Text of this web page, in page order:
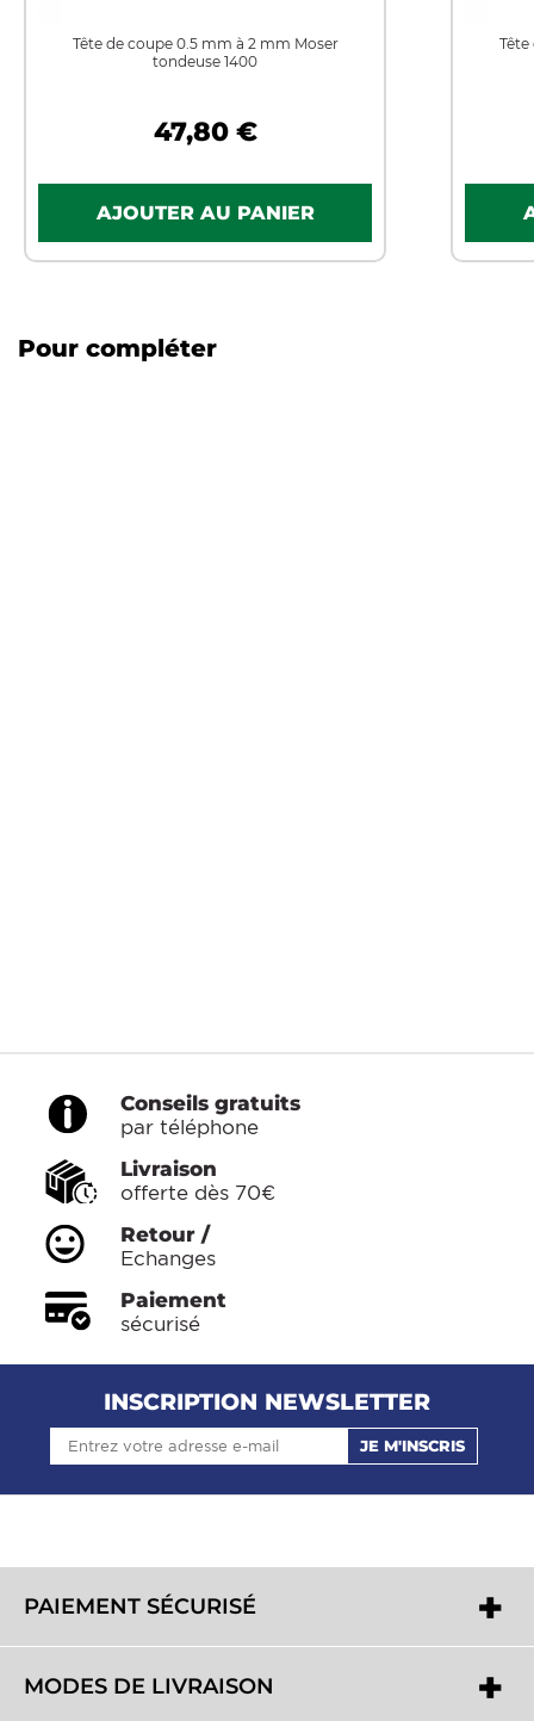
Tête de coupe 0.5 mm à 2 mm Moser
tondeuse 1400
47,80 €
Pour compléter
Conseils gratuits
par téléphone
Livraison
offerte dès 70€
Retour /
Echanges
Paiement
sécurisé
INSCRIPTION NEWSLETTER
JE M'INSCRIS
PAIEMENT SÉCURISÉ
MODES DE LIVRAISON